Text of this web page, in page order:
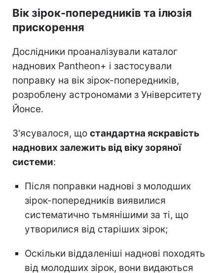
Вік зірок-попередників та ілюзія
прискорення
Дослідники проаналізували каталог
наднових Pantheon+ і застосували
поправку на вік зірок-попередників,
розроблену астрономами з Університету
Йонсе.
З'ясувалося, що стандартна яскравість
наднових залежить від віку зоряної
системи:
Після поправки наднові з молодших
зірок-попередників виявилися
систематично тьмянішими за ті, що
утворилися від старіших зірок;
Оскільки віддаленіші наднові походять
від молодших зірок, вони видаються